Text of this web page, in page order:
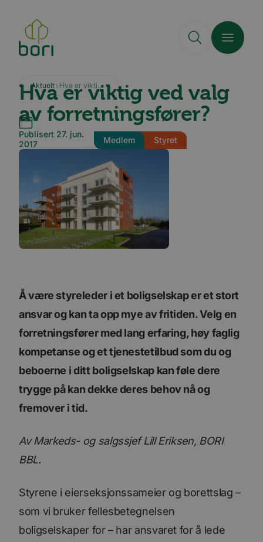
hovedinnhold
Aktuelt Hva er viktig ved valg av forretningsfører?
Hva er viktig ved valg
av forretningsfører?
Publisert 27. jun.
2017
Medlem Styret
Å være styreleder i et boligselskap er et stort
ansvar og kan ta opp mye av fritiden. Velg en
forretningsfører med lang erfaring, høy faglig
kompetanse og et tjenestetilbud som du og
beboerne i ditt boligselskap kan føle dere
trygge på kan dekke deres behov nå og
fremover i tid.
Av Markeds- og salgssjef Lill Eriksen, BORI
BBL.
Styrene i eierseksjonssameier og borettslag –
som vi bruker fellesbetegnelsen
boligselskaper for – har ansvaret for å lede